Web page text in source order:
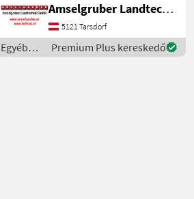
unseren bekannten Fuchs
Hofladern, und Cast &
Worky-Quad Miniladern
erweitert nun PITBULL aus
Amselgruber Landtechnik GmbH
5121 Tarsdorf
Egyéb
mezőgazdasági
Premium Plus kereskedő